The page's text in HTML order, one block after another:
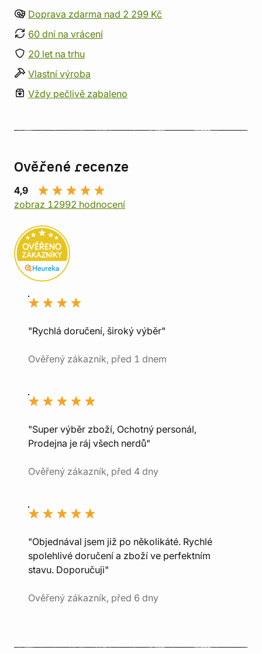
Doprava zdarma nad 2 299 Kč
60 dní na vrácení
20 let na trhu
Vlastní výroba
Vždy pečlivě zabaleno
Ověřené recenze
4,9
zobraz 12992 hodnocení
"Rychlá doručení, široký výběr"
Ověřený zákazník, před 1 dnem
"Super výběr zboží, Ochotný personál,
Prodejna je ráj všech nerdů"
Ověřený zákazník, před 4 dny
"Objednával jsem již po několikáté. Rychlé
spolehlivé doručení a zboží ve perfektním
stavu. Doporučuji"
Ověřený zákazník, před 6 dny